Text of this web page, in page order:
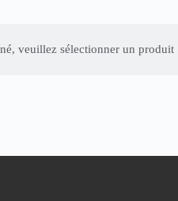
veuillez sélectionner un produit